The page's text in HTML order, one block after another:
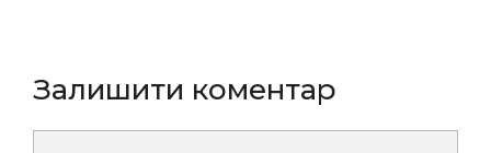
Залишити коментар